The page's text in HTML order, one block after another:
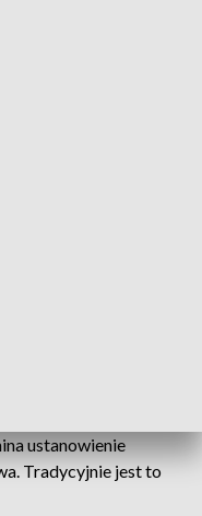
ustanowienie
Tradycyjnie jest to